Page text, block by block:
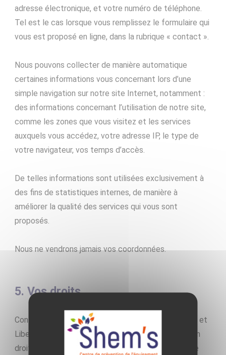
adresse électronique, et votre numéro de téléphone.
Tel est le cas lorsque vous remplissez le formulaire qui
vous est proposé en ligne, dans la rubrique « contact ».
Nous pouvons collecter de manière automatique
certaines informations vous concernant lors d’une
simple navigation sur notre site Internet, notamment :
des informations concernant l’utilisation de notre site,
comme les zones que vous visitez et les services
auxquels vous accédez, votre adresse IP, le type de
votre navigateur, vos temps d’accès.
De telles informations sont utilisées exclusivement à
des fins de statistiques internes, de manière à
améliorer la qualité des services qui vous sont
proposés.
Nous ne vendrons jamais vos coordonnées.
5. Vos droits
Conformément à l’article 39 de la loi « Informatique et
Libertés » du 6 janvier 1978, l’utilisateur dispose d’un
droit d’accès, de modification, de rectification et de